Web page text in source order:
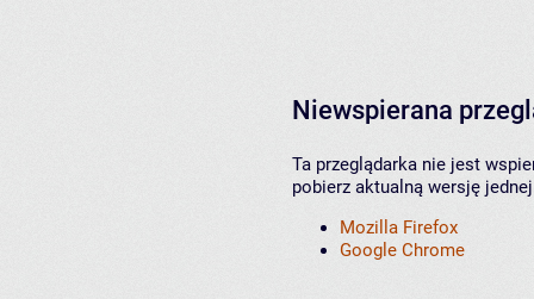
Niewspierana
Ta przeglądarka nie jest
pobierz aktualną wersję
Mozilla Firefox
Google Chrome